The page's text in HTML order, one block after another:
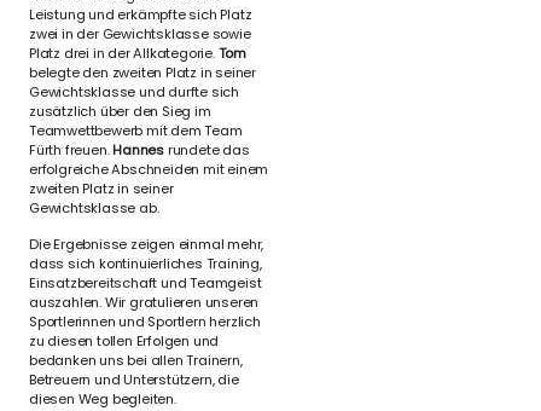
Leistung und erkämpfte sich Platz
zwei in der Gewichtsklasse sowie
Platz drei in der Allkategorie.Tom
belegte den zweiten Platz in seiner
Gewichtsklasse und durfte sich
zusätzlich über den Sieg im
Teamwettbewerb mit dem Team
Fürth freuen.Hannesrundete das
erfolgreiche Abschneiden mit einem
zweiten Platz in seiner
Gewichtsklasse ab.
Die Ergebnisse zeigen einmal mehr,
dass sich kontinuierliches Training,
Einsatzbereitschaft und Teamgeist
auszahlen. Wir gratulieren unseren
Sportlerinnen und Sportlern herzlich
zu diesen tollen Erfolgen und
bedanken uns bei allen Trainern,
Betreuern und Unterstützern, die
diesen Weg begleiten.